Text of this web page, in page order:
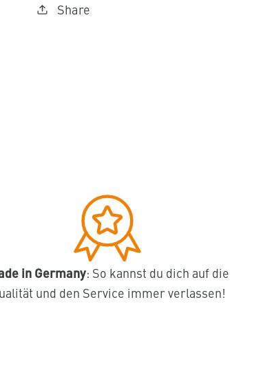
Share
in Germany: So kannst du dich auf die
und den Service immer verlassen!